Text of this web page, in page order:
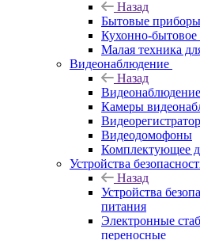
Назад
Бытовые приборы
Кухонно-бытовое
Малая техника
Видеонаблюдение
Назад
Видеонаблюдение
Камеры
Видеодомофоны
Комплектующее
Устройства
Назад
Устройства
питания
Электронные
переносные